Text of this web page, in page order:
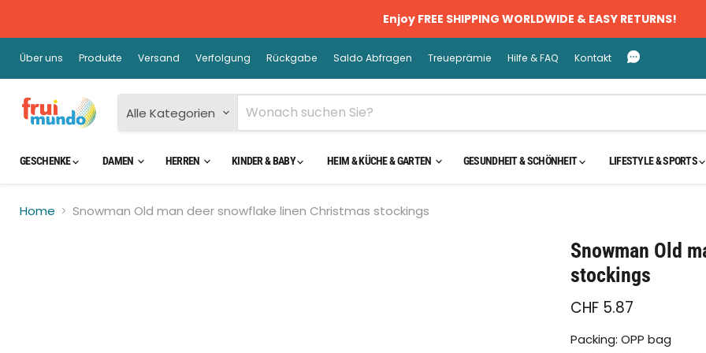
Enjoy FREE SHIPPING WORLDWIDE & EASY RETURNS!
Über uns Produkte Versand Verfolgung Rückgabe Saldo Abfragen Treueprämie Hilfe & FAQ Kontakt
Alle Kategorien
GESCHENKE DAMEN HERREN KINDER & BABY HEIM & KÜCHE & GARTEN GESUNDHEIT & SCHÖNHEIT LIFESTYLE & SPORTS
Home Snowman Old man deer snowflake linen Christmas stockingsKlicken oder scrollen, um zu Zoomen
Snowman Old
stockings
CHF 5.87
Packing: OPP bag